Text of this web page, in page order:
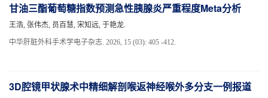
甘油三酯葡萄糖指数预测急性胰腺炎严重程度Meta分析
王浩, 张伟杰, 员百慧, 宋知远, 于艳龙.
中华肝脏外科手术学电子杂志. 2026, 15 (03): 405 -412.
3D腔镜甲状腺术中精细解剖喉返神经喉外多分支一例报道